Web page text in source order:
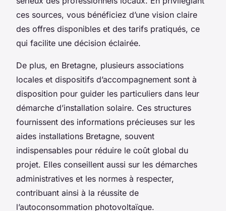
ces sources, vous bénéficiez d’une vision claire
des offres disponibles et des tarifs pratiqués, ce
qui facilite une décision éclairée.
De plus, en Bretagne, plusieurs associations
locales et dispositifs d’accompagnement sont à
disposition pour guider les particuliers dans leur
démarche d’installation solaire. Ces structures
fournissent des informations précieuses sur les
aides installations Bretagne, souvent
indispensables pour réduire le coût global du
projet. Elles conseillent aussi sur les démarches
administratives et les normes à respecter,
contribuant ainsi à la réussite de
l’autoconsommation photovoltaïque.